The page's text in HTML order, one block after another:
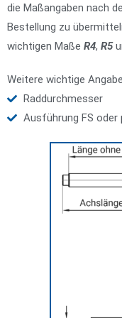
die Maßangaben nach
Bestellung zu
wichtigen Maße R4, R5
Weitere wichtige
Raddurchmesser
Ausführung FS oder